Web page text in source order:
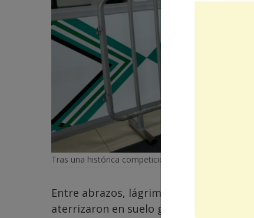
Tras una histórica competición, la Azul y Blanco
Entre abrazos, lágrimas, sonrisas y un
aterrizaron en suelo guatemalteco